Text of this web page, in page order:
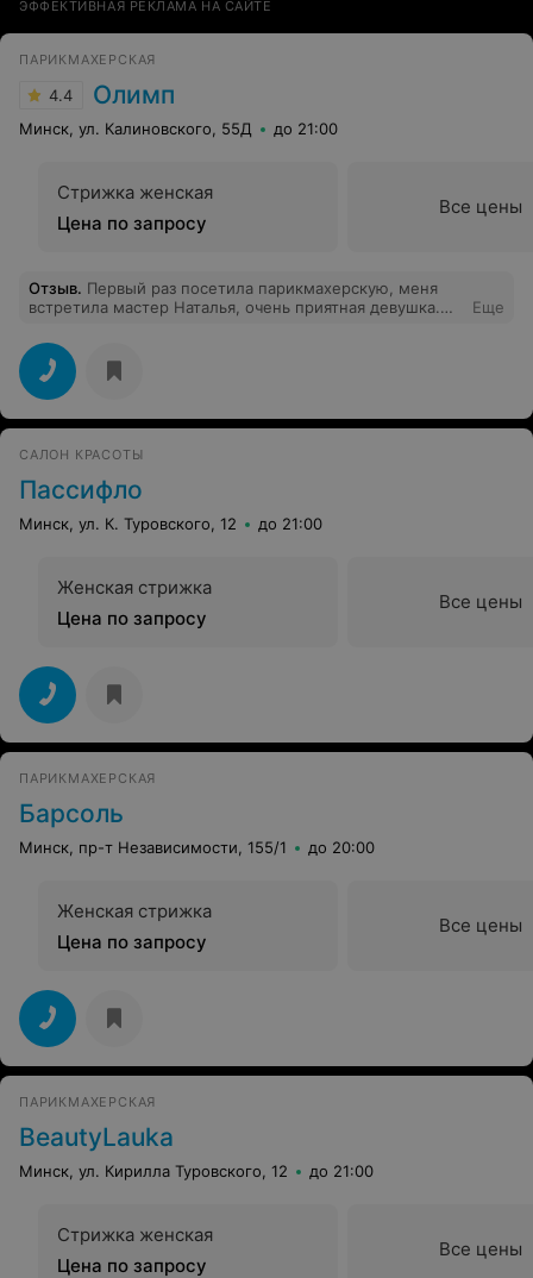
ЭФФЕКТИВНАЯ РЕКЛАМА НА САЙТЕ
ПАРИКМАХЕРСКАЯ
4.4 Олимп
Минск, ул. Калиновского, 55Д до 21:00
Стрижка женская
Цена по запросу
Все цены
Отзыв. Первый раз посетила парикмахерскую, меня
встретила мастер Наталья, очень приятная девушка.
средства ухода для волос да и просто во время
стрижки было очень приятно побеседовать с
настоящим профессионалом! Ещё хочу отметь очень
приятную атмосферу в самой парикмахерской. Более
того интерьер украшают живые аквариумные рыбки.
руководству за приятную и уютную атмосферу в
парикмахерской!
Еще
САЛОН КРАСОТЫ
Пассифло
Минск, ул. К. Туровского, 12 до 21:00
Женская стрижка
Цена по запросу
Все цены
ПАРИКМАХЕРСКАЯ
Барсоль
Минск, пр-т Независимости, 155/1 до 20:00
Женская стрижка
Цена по запросу
Все цены
ПАРИКМАХЕРСКАЯ
BeautyLauka
Минск, ул. Кирилла Туровского, 12 до 21:00
Стрижка женская
Цена по запросу
Все цены